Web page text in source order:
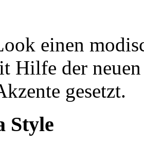
einen
Hilfe der
gesetzt.
Style